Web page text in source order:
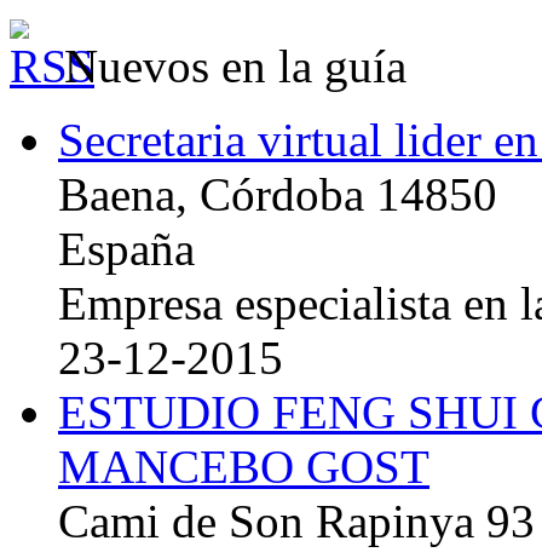
Nuevos en la guía
Secretaria virtual lider
Baena, Córdoba 14850
España
Empresa especialista en
23-12-2015
ESTUDIO FENG
MANCEBO GOST
Cami de Son Rapinya 93